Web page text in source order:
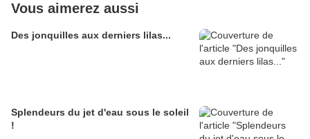
Vous aimerez aussi
Des jonquilles aux derniers lilas...
Splendeurs du jet d'eau sous le soleil
!